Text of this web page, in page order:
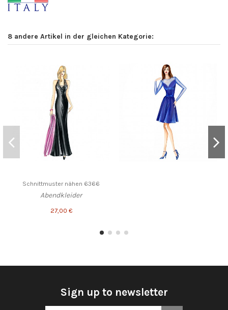
8 andere Artikel in der gleichen Kategorie:
Schnittmuster nähen 6366
Abendkleider
27,00 €
Sign up to newsletter